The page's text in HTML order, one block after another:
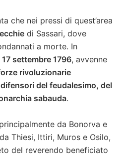
che nei pressi di quest’area
di Sassari, dove
a morte. In
17 settembre 1796, avvenne
rivoluzionarie
del feudalesimo, del
sabauda.
da Bonorva e
Thiesi, Ittiri, Muros e Osilo,
del reverendo beneficiato